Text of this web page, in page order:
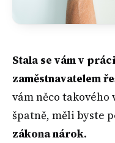
Stala se vám v
zaměstnavatelem
vám něco takového
špatně, měli byste
zákona nárok.